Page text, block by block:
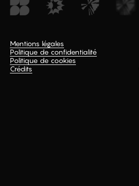
Mentions légales
Politique de confidentialité
Politique de cookies
Crédits